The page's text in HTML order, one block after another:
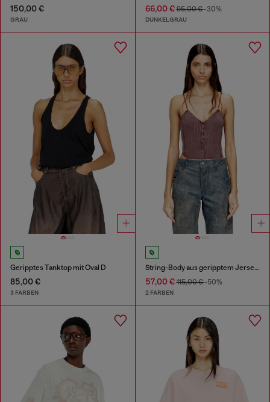
150,00 €
GRAU
66,00 €95,00 €-30%
DUNKELGRAU
Geripptes Tanktop mit Oval D
85,00 €
3 FARBEN
String-Body aus geripptem Jersey mit Marmoreffekt
57,00 €115,00 €-50%
2 FARBEN